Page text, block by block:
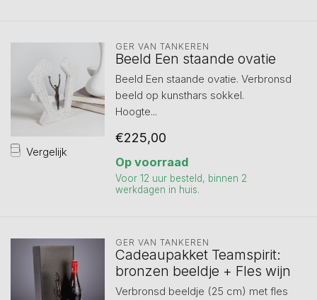
Vergelijk
GER VAN TANKEREN
Beeld Een staande ovatie
Beeld Een staande ovatie. Verbronsd
beeld op kunsthars sokkel.
Hoogte...
€225,00
Op voorraad
Voor 12 uur besteld, binnen 2
werkdagen in huis.
GER VAN TANKEREN
Cadeaupakket Teamspirit:
bronzen beeldje + Fles wijn
Verbronsd beeldje (25 cm) met fles